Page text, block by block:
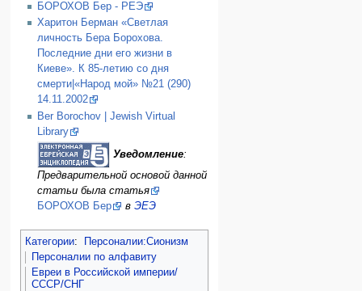
БОРОХОВ Бер - РЕЭ
Харитон Берман «Светлая
личность Бера Борохова.
Последние дни его жизни в
Киеве». К 85-летию со дня
смерти|«Народ мой» №21 (290)
14.11.2002
Ber Borochov | Jewish Virtual
Library
Уведомление:
Предварительной основой данной
статьи была статья
БОРОХОВ Бер
в ЭЕЭ
Категории:
Персоналии:Сионизм
Персоналии по алфавиту
Евреи в Российской империи/
СССР/СНГ